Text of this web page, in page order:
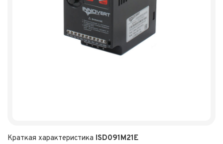
Краткая характеристика ISD091M21E